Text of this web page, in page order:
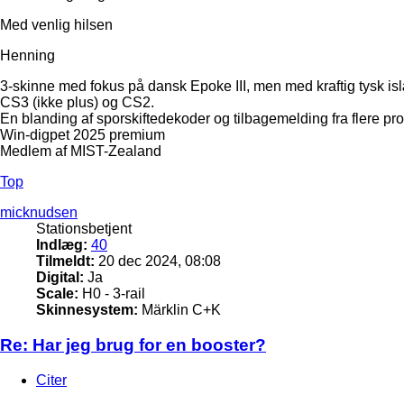
Med venlig hilsen
Henning
3-skinne med fokus på dansk Epoke III, men med kraftig tysk
CS3 (ikke plus) og CS2.
En blanding af sporskiftedekoder og tilbagemelding fra flere
Win-digpet 2025 premium
Medlem af MIST-Zealand
Top
micknudsen
Stationsbetjent
Indlæg: 40
Tilmeldt: 20 dec 2024, 08:08
Digital: Ja
Scale: H0 - 3-rail
Skinnesystem: Märklin C+K
Re: Har jeg brug for en booster?
Citer